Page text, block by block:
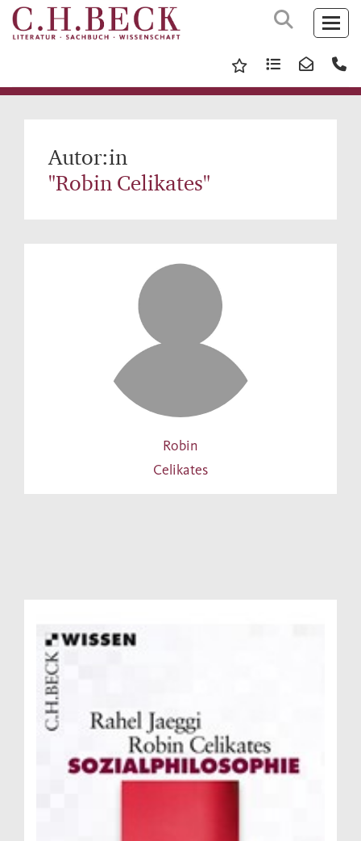
Autor:in
"Robin Celikates"
Robin
Celikates